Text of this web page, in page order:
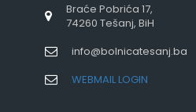
Braće Pobrića 17,
74260 Tešanj, BiH
info@bolnicatesanj.ba
WEBMAIL LOGIN